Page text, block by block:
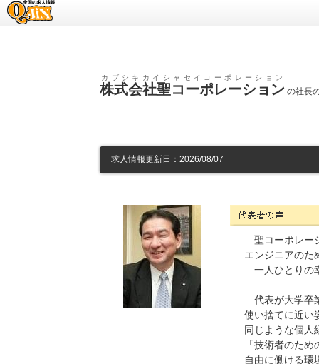
株式会社聖コーポレーション
カブシキカイシャセイコーポレーション
の社長
求人情報のQ-JiN
求人情報更新日：2026/08/07
聖コーポレー
エンジニアのた
一人ひとりの
代表が大学卒
使い捨てに近い
同じような個人
「技術者のた
自由に働ける環